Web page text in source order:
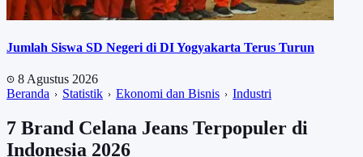
Jumlah Siswa SD Negeri di DI Yogyakarta Terus Turun
8 Agustus 2026
Beranda
Statistik Ekonomi dan Bisnis Industri
7 Brand Celana Jeans Terpopuler di
Indonesia 2026